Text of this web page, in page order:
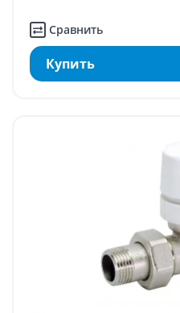
Сравнить
Купить